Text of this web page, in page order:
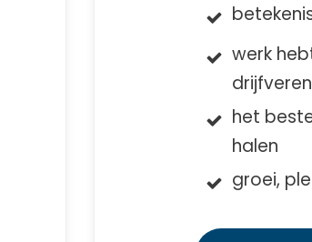
werk
het
halen
groei,